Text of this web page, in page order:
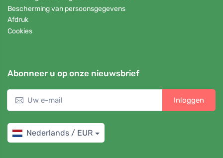
Bescherming van persoonsgegevens
Afdruk
Cookies
Abonneer u op onze nieuwsbrief
Inloggen
Nederlands / EUR